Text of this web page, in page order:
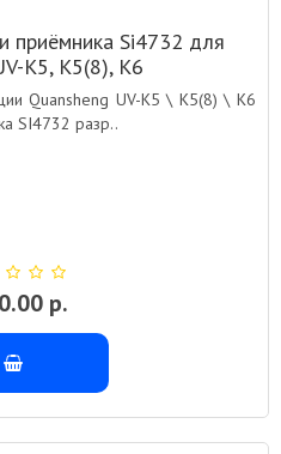
приёмника Si4732 для
K5, К5(8), K6
Quansheng UV-K5 \ К5(8) \ K6
SI4732 разр..
р.